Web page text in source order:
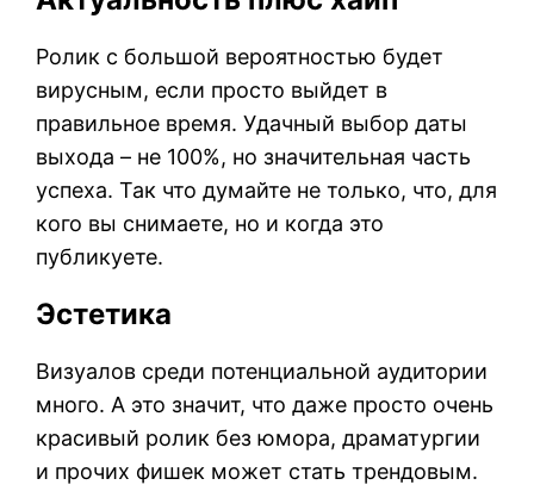
Ролик с большой вероятностью будет
вирусным, если просто выйдет в
правильное время. Удачный выбор даты
выхода – не 100%, но значительная часть
успеха. Так что думайте не только, что, для
кого вы снимаете, но и когда это
публикуете.
Эстетика
Визуалов среди потенциальной аудитории
много. А это значит, что даже просто очень
красивый ролик без юмора, драматургии
и прочих фишек может стать трендовым.